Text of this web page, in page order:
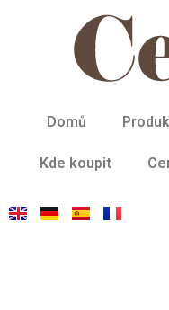
Domů
Kde koupit